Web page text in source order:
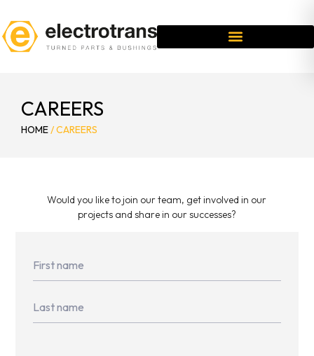
CAREERS
HOME/CAREERS
Would you like to join our team, get involved in our
projects and share in our successes?